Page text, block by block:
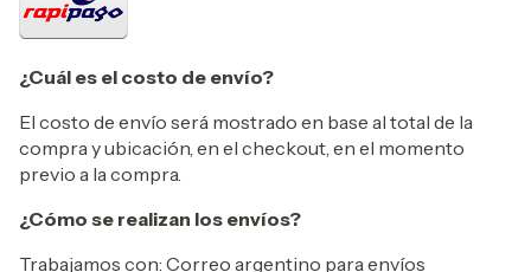
¿Cuál es el costo de envío?
El costo de envío será mostrado en base al total de la
compra y ubicación, en el checkout, en el momento
previo a la compra.
¿Cómo se realizan los envíos?
Trabajamos con: Correo argentino para envíos